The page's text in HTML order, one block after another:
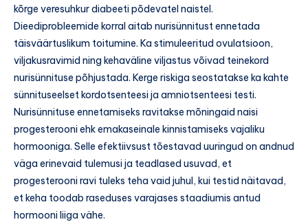
kõrge veresuhkur diabeeti põdevatel naistel.
Dieediprobleemide korral aitab nurisünnitust ennetada
täisväärtuslikum toitumine. Ka stimuleeritud ovulatsioon,
viljakusravimid ning kehaväline viljastus võivad teinekord
nurisünnituse põhjustada. Kerge riskiga seostatakse ka kahte
sünnituseelset kordotsenteesi ja amniotsenteesi testi.
Nurisünnituse ennetamiseks ravitakse mõningaid naisi
progesterooni ehk emakaseinale kinnistamiseks vajaliku
hormooniga. Selle efektiivsust tõestavad uuringud on andnud
väga erinevaid tulemusi ja teadlased usuvad, et
progesterooni ravi tuleks teha vaid juhul, kui testid näitavad,
et keha toodab raseduses varajases staadiumis antud
hormooni liiga vähe.